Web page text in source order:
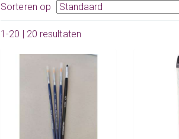
Sorteren op
1-20 | 20 resultaten